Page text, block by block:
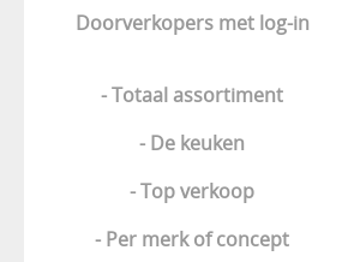
Doorverkopers met log-in
- Totaal assortiment
- De keuken
- Top verkoop
- Per merk of concept